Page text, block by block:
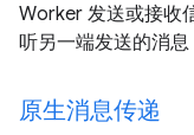
Worker 发送或接收
听另一端发送的消息
原生消息传递